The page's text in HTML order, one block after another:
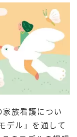
族看護につい
デル」を通して